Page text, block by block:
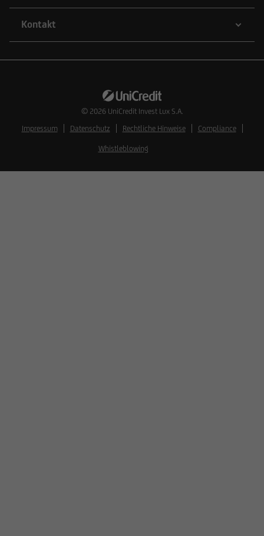
Kontakt
© 2026 UniCredit Invest Lux S.A.
Impressum
Datenschutz Rechtliche Hinweise Compliance
Whistleblowing